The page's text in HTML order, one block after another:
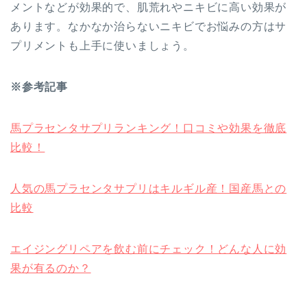
メントなどが効果的で、肌荒れやニキビに高い効果が
あります。なかなか治らないニキビでお悩みの方はサ
プリメントも上手に使いましょう。
※参考記事
馬プラセンタサプリランキング！口コミや効果を徹底
比較！
人気の馬プラセンタサプリはキルギル産！国産馬との
比較
エイジングリペアを飲む前にチェック！どんな人に効
果が有るのか？